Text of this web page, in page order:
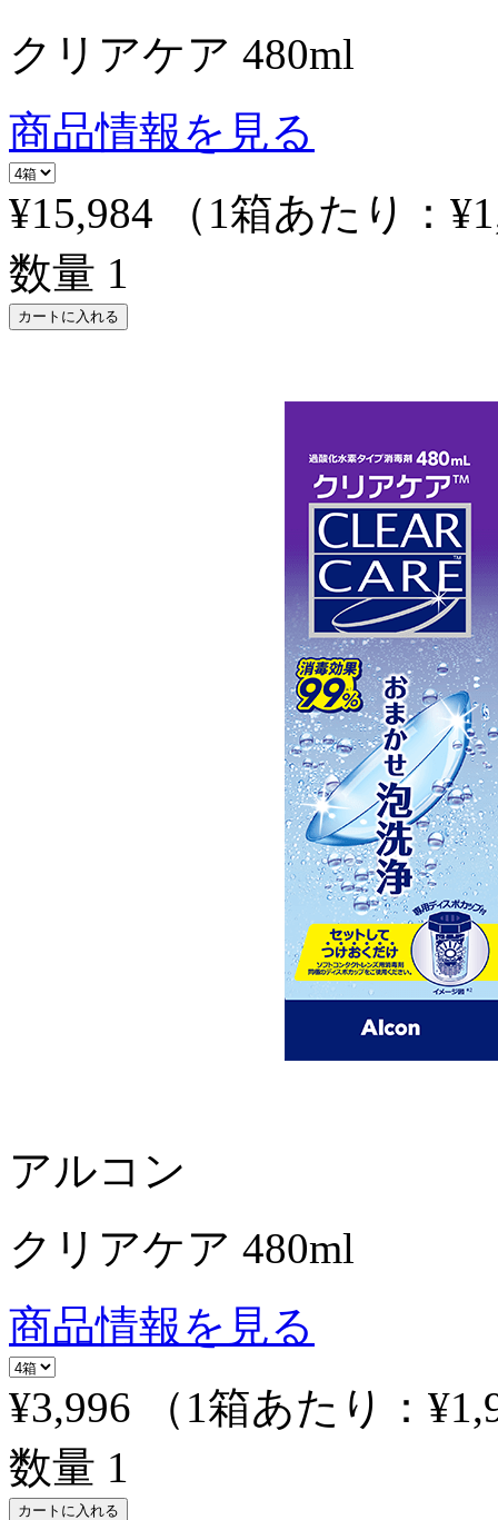
クリアケア 480ml
商品情報を見る
¥15,984
（1箱あたり：
数量 1
カートに入れる
アルコン
クリアケア 480ml
商品情報を見る
¥3,996
（1箱あたり：
数量 1
カートに入れる